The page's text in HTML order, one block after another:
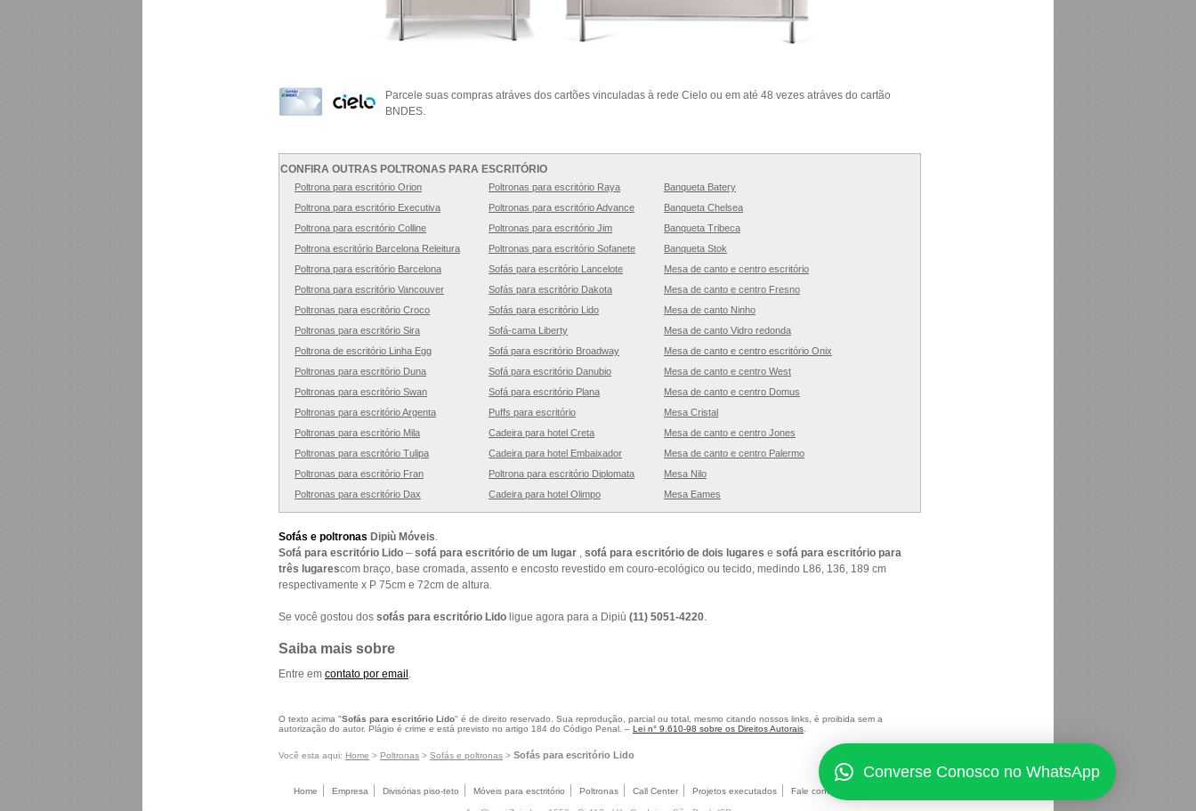
Parcele suas compras atráves dos cartões vinculadas à rede Cielo ou em até 48 vezes atráves do cartão
BNDES.
CONFIRA OUTRAS POLTRONAS PARA ESCRITÓRIO
Poltrona para escritório Orion
Poltrona para escritório Executiva
Poltrona para escritório Colline
Poltrona escritório Barcelona Releitura
Poltrona para escritório Barcelona
Poltrona para escritório Vancouver
Poltronas para escritório Croco
Poltronas para escritório Sira
Poltrona de escritório Linha Egg
Poltronas para escritório Duna
Poltronas para escritório Swan
Poltronas para escritório Argenta
Poltronas para escritório Mila
Poltronas para escritório Tulipa
Poltronas para escritório Fran
Poltronas para escritório Dax
Poltronas para escritório Raya
Poltronas para escritório Advance
Poltronas para escritório Jim
Poltronas para escritório Sofanete
Sofás para escritório Lancelote
Sofás para escritório Dakota
Sofás para escritório Lido
Sofá-cama Liberty
Sofá para escritório Broadway
Sofá para escritório Danubio
Sofá para escritório Plana
Puffs para escritório
Cadeira para hotel Creta
Cadeira para hotel Embaixador
Poltrona para escritório Diplomata
Cadeira para hotel Olimpo
Banqueta Batery
Banqueta Chelsea
Banqueta Tribeca
Banqueta Stok
Mesa de canto e centro escritório
Mesa de canto e centro Fresno
Mesa de canto Ninho
Mesa de canto Vidro redonda
Mesa de canto e centro escritório Onix
Mesa de canto e centro West
Mesa de canto e centro Domus
Mesa Cristal
Mesa de canto e centro Jones
Mesa de canto e centro Palermo
Mesa Nilo
Mesa Eames
Sofás e poltronas Dipiù Móveis.
Sofá para escritório Lido – sofá para escritório de um lugar , sofá para escritório de dois lugares e sofá para escritório para
três lugarescom braço, base cromada, assento e encosto revestido em couro-ecológico ou tecido, medindo L86, 136, 189 cm
respectivamente x P 75cm e 72cm de altura.
Se você gostou dos sofás para escritório Lido ligue agora para a Dipiù (11) 5051-4220.
Saiba mais sobre
Entre em contato por email .
O texto acima "Sofás para escritório Lido" é de direito reservado. Sua reprodução, parcial ou total, mesmo citando nossos links, é proibida sem a
autorização do autor. Plágio é crime e está previsto no artigo 184 do Código Penal. – Lei n° 9.610-98 sobre os Direitos Autorais
Você esta aqui: Home > Poltronas > Sofás e poltronas > Sofás para escritório Lido
Home Empresa Divisórias piso-teto Móveis para esctritório Poltronas Call Center Projetos executados Fale conosco
Converse Conosco no WhatsApp